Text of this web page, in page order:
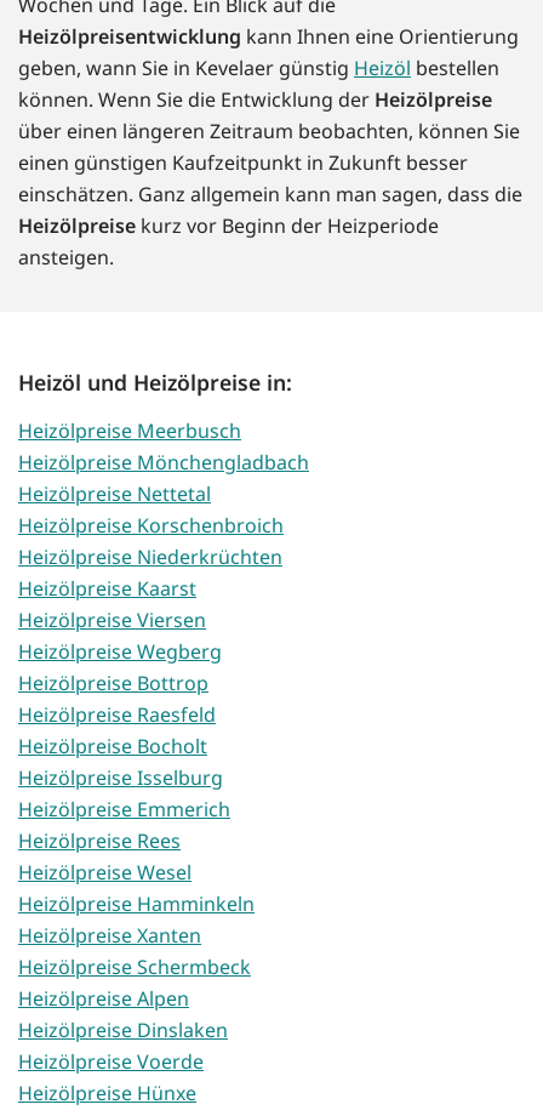
Heizölpreisentwicklung kann Ihnen eine Orientierung
geben, wann Sie in Kevelaer günstig Heizöl bestellen
können. Wenn Sie die Entwicklung der Heizölpreise
über einen längeren Zeitraum beobachten, können Sie
einen günstigen Kaufzeitpunkt in Zukunft besser
einschätzen. Ganz allgemein kann man sagen, dass die
Heizölpreise kurz vor Beginn der Heizperiode
ansteigen.
Heizöl und Heizölpreise in:
Heizölpreise Meerbusch
Heizölpreise Mönchengladbach
Heizölpreise Nettetal
Heizölpreise Korschenbroich
Heizölpreise Niederkrüchten
Heizölpreise Kaarst
Heizölpreise Viersen
Heizölpreise Wegberg
Heizölpreise Bottrop
Heizölpreise Raesfeld
Heizölpreise Bocholt
Heizölpreise Isselburg
Heizölpreise Emmerich
Heizölpreise Rees
Heizölpreise Wesel
Heizölpreise Hamminkeln
Heizölpreise Xanten
Heizölpreise Schermbeck
Heizölpreise Alpen
Heizölpreise Dinslaken
Heizölpreise Voerde
Heizölpreise Hünxe